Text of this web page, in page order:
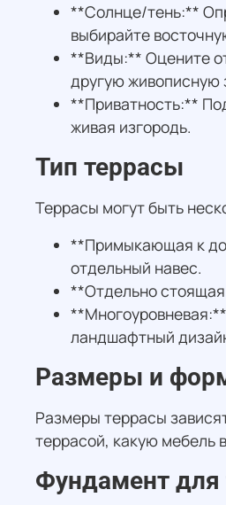
**Солнце/тень:**
выбирайте
**Виды:** Оцените
другую живописную
**Приватность:**
живая изгородь.
Тип террасы
Террасы могут быть
**Примыкающая к
отдельный навес.
**Отдельно
ландшафтный
Размеры и
Размеры террасы
террасой, какую мебель
Фундамент для